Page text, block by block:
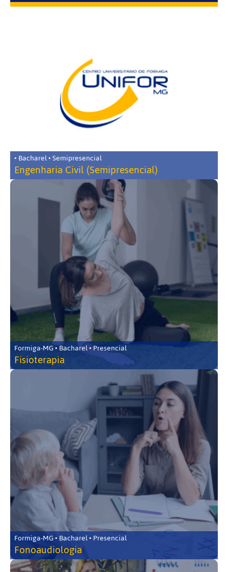
• Bacharel • Semipresencial
Engenharia Civil (Semipresencial)
Formiga-MG • Bacharel • Presencial
Fisioterapia
Formiga-MG • Bacharel • Presencial
Fonoaudiologia